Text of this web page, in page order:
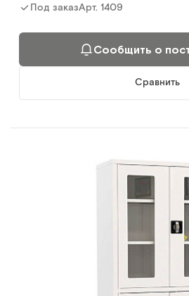
Под заказАрт. 1409
Сообщить о
Сравнить